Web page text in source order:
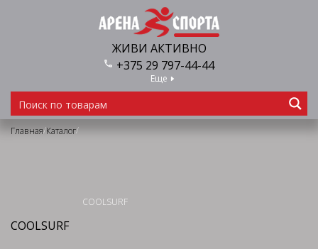
ЖИВИ АКТИВНО
+375 29 797-44-44
Еще
Главная/Каталог/
COOLSURF
COOLSURF